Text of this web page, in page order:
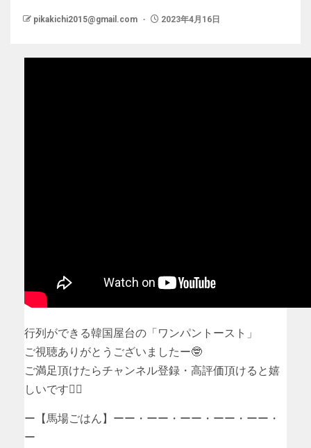
pikakichi2015@gmail.com 2023年4月16日
行列ができる韓国屋台の「ワンパントースト」
ご視聴ありがとうございましたー🤓
ご満足頂けたらチャンネル登録・高評価頂けると嬉
しいです🙇‍♂️
ー【馬場ごはん】ーー・ーー・ーー・ーー・ーー・
ー